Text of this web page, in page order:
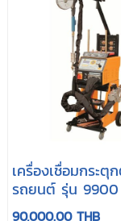
เครื่องเชื่อมกระตุ
รถยนต์ รุ่น 9900
90,000.00 THB